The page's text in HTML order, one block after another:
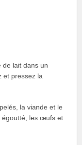
de lait dans un
et pressez la
la viande et le
égoutté, les œufs et